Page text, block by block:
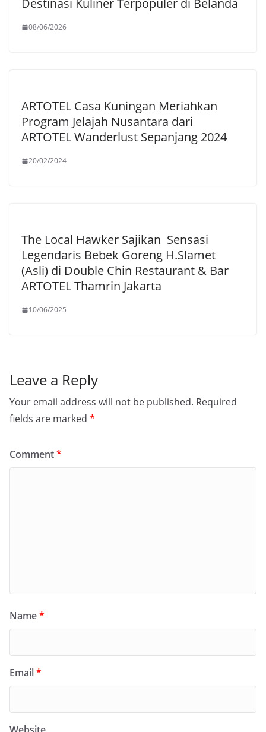
Destinasi Kuliner Terpopuler di Belanda
08/06/2026
ARTOTEL Casa Kuningan Meriahkan
Program Jelajah Nusantara dari
ARTOTEL Wanderlust Sepanjang 2024
20/02/2024
The Local Hawker Sajikan Sensasi
Legendaris Bebek Goreng H.Slamet
(Asli) di Double Chin Restaurant & Bar
ARTOTEL Thamrin Jakarta
10/06/2025
Leave a Reply
Your email address will not be published. Required
fields are marked *
Comment*
Name*
Email*